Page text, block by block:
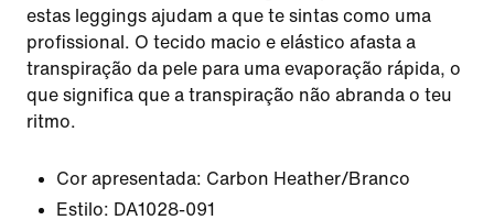
estas leggings ajudam a que te sintas como uma
profissional. O tecido macio e elástico afasta a
transpiração da pele para uma evaporação rápida, o
que significa que a transpiração não abranda o teu
ritmo.
Cor apresentada: Carbon Heather/Branco
Estilo: DA1028-091